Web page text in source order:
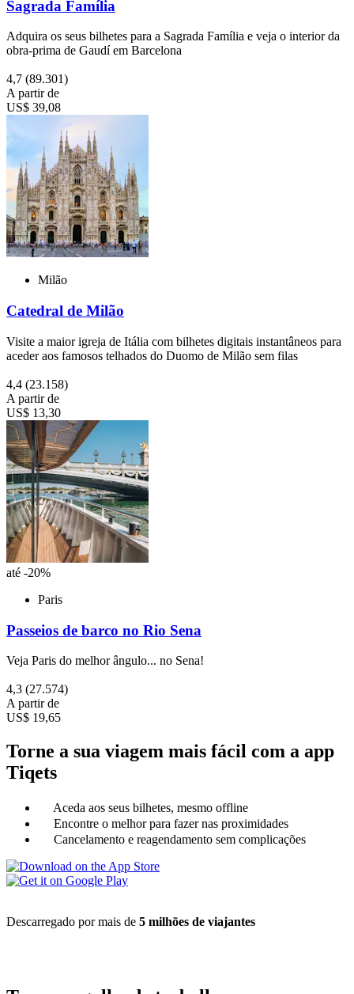
Sagrada Família
Adquira os seus bilhetes para a Sagrada Família e veja o interior da
obra-prima de Gaudí em Barcelona
4,7 (89.301)
A partir de
US$ 39,08
Milão
Catedral de Milão
Visite a maior igreja de Itália com bilhetes digitais instantâneos para
aceder aos famosos telhados do Duomo de Milão sem filas
4,4 (23.158)
A partir de
US$ 13,30
até -20%
Paris
Passeios de barco no Rio Sena
Veja Paris do melhor ângulo... no Sena!
4,3 (27.574)
A partir de
US$ 19,65
Torne a sua viagem mais fácil com a app
Tiqets
Aceda aos seus bilhetes, mesmo offline
Encontre o melhor para fazer nas proximidades
Cancelamento e reagendamento sem complicações
Descarregado por mais de 5 milhões de viajantes